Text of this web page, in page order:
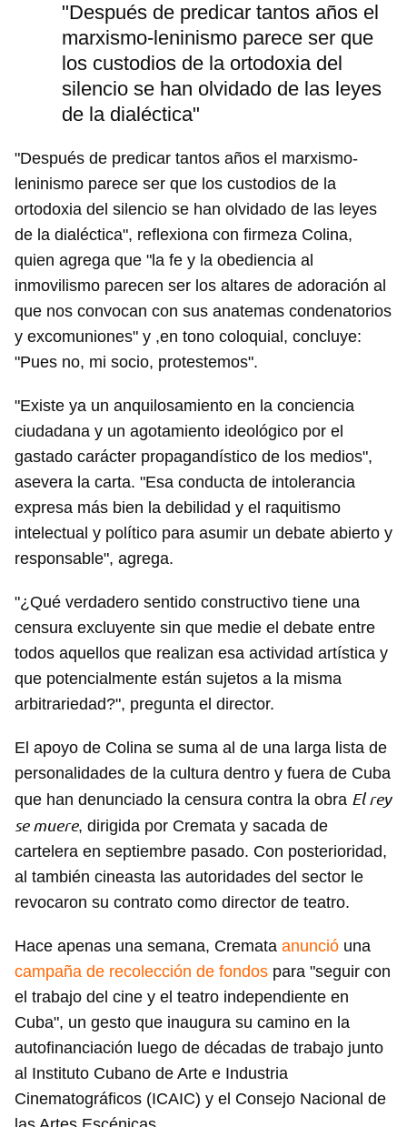
"Después de predicar tantos años el
marxismo-leninismo parece ser que
los custodios de la ortodoxia del
silencio se han olvidado de las leyes
de la dialéctica"
"Después de predicar tantos años el marxismo-
leninismo parece ser que los custodios de la
ortodoxia del silencio se han olvidado de las leyes
de la dialéctica", reflexiona con firmeza Colina,
quien agrega que "la fe y la obediencia al
inmovilismo parecen ser los altares de adoración al
que nos convocan con sus anatemas condenatorios
y excomuniones" y ,en tono coloquial, concluye:
"Pues no, mi socio, protestemos".
"Existe ya un anquilosamiento en la conciencia
ciudadana y un agotamiento ideológico por el
gastado carácter propagandístico de los medios",
asevera la carta. "Esa conducta de intolerancia
expresa más bien la debilidad y el raquitismo
intelectual y político para asumir un debate abierto y
responsable", agrega.
"¿Qué verdadero sentido constructivo tiene una
censura excluyente sin que medie el debate entre
todos aquellos que realizan esa actividad artística y
que potencialmente están sujetos a la misma
arbitrariedad?", pregunta el director.
El apoyo de Colina se suma al de una larga lista de
personalidades de la cultura dentro y fuera de Cuba
que han denunciado la censura contra la obra El rey
se muere, dirigida por Cremata y sacada de
cartelera en septiembre pasado. Con posterioridad,
al también cineasta las autoridades del sector le
revocaron su contrato como director de teatro.
Hace apenas una semana, Cremata anunció una
campaña de recolección de fondos para "seguir con
el trabajo del cine y el teatro independiente en
Cuba", un gesto que inaugura su camino en la
autofinanciación luego de décadas de trabajo junto
al Instituto Cubano de Arte e Industria
Cinematográficos (ICAIC) y el Consejo Nacional de